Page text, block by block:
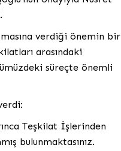
verdiği önemin bir
arasındaki
süreçte önemli
Teşkilat İşlerinden
bulunmaktasınız.